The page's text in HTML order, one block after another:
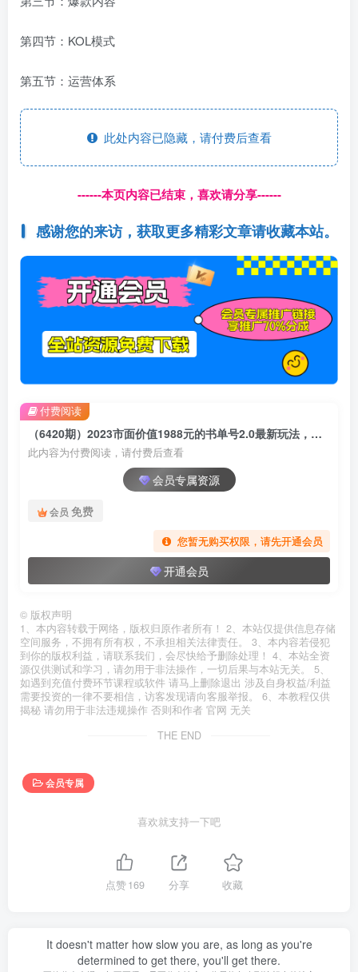
第四节：KOL模式
第五节：运营体系
此处内容已隐藏，请付费后查看
------本页内容已结束，喜欢请分享------
感谢您的来访，获取更多精彩文章请收藏本站。
（6420期）2023市面价值1988元的书单号2.0最新玩法，轻松月入过万
此内容为付费阅读，请付费后查看
会员专属资源
会员 免费
您暂无购买权限，请先开通会员
开通会员
付费阅读
© 版权声明
1、本内容转载于网络，版权归原作者所有！ 2、本站仅提供信息存储
空间服务，不拥有所有权，不承担相关法律责任。 3、本内容若侵犯
到你的版权利益，请联系我们，会尽快给予删除处理！ 4、本站全资
源仅供测试和学习，请勿用于非法操作，一切后果与本站无关。 5、
如遇到充值付费环节课程或软件 请马上删除退出 涉及自身权益/利益
需要投资的一律不要相信，访客发现请向客服举报。 6、本教程仅供
揭秘 请勿用于非法违规操作 否则和作者 官网 无关
THE END
会员专属
喜欢就支持一下吧
点赞169 分享 收藏
It doesn't matter how slow you are, as long as you're
determined to get there, you'll get there.